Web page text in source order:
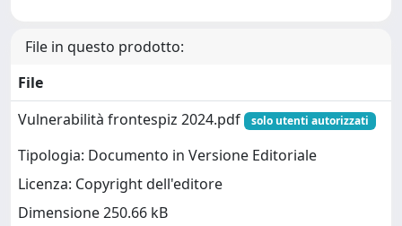
File in questo prodotto:
File
Vulnerabilità frontespiz 2024.pdf
solo utenti autorizzati
Tipologia: Documento in Versione Editoriale
Licenza: Copyright dell'editore
Dimensione 250.66 kB